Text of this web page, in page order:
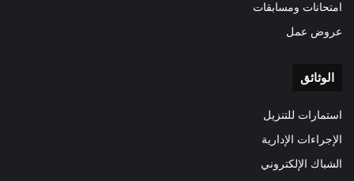
امتحانات ومسابقات
عروض عمل
الوثائق
استمارات للتنزيل
الإجراءات الإدارية
الشباك الإلكتروني